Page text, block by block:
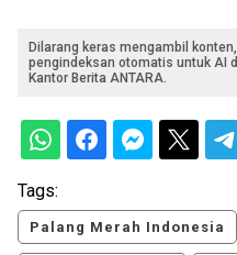
Dilarang keras mengambil
pengindeksan otomatis untuk AI
Kantor Berita ANTARA.
Tags:
Palang Merah Indonesia